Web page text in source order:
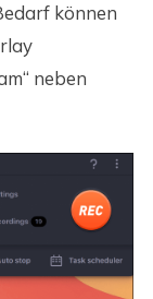
können
neben